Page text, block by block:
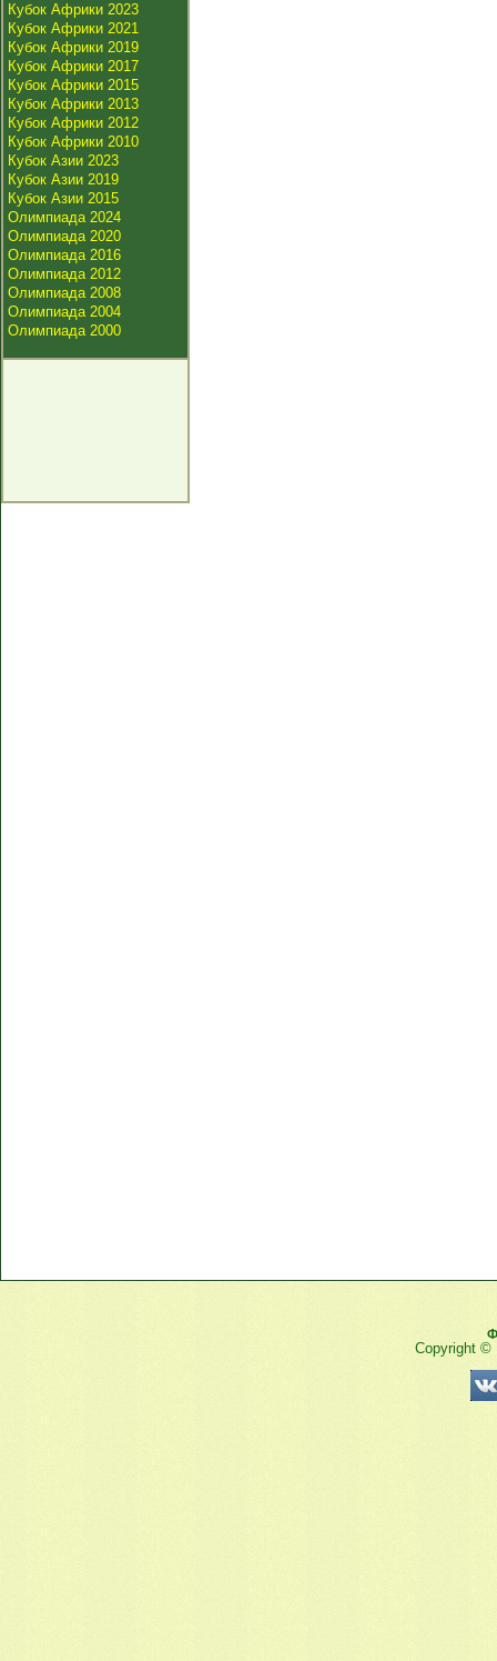
Кубок Африки 2023
Кубок Африки 2021
Кубок Африки 2019
Кубок Африки 2017
Кубок Африки 2015
Кубок Африки 2013
Кубок Африки 2012
Кубок Африки 2010
Кубок Азии 2023
Кубок Азии 2019
Кубок Азии 2015
Олимпиада 2024
Олимпиада 2020
Олимпиада 2016
Олимпиада 2012
Олимпиада 2008
Олимпиада 2004
Олимпиада 2000
Copyright ©